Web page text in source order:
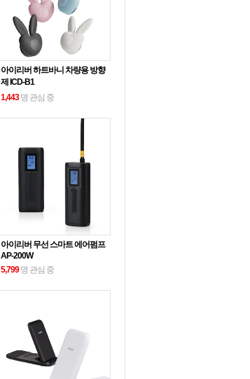
아이리버 하트바니 차량용 방향
제 ICD-B1
1,443명 관심 중
아이리버 무선 스마트 에어펌프
AP-200W
5,799명 관심 중